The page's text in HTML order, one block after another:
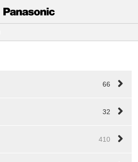
66
32
410